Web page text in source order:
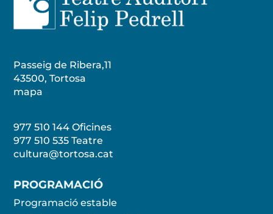
Passeig de Ribera,11
43500, Tortosa
mapa
977 510 144 Oficines
977 510 535 Teatre
cultura@tortosa.cat
PROGRAMACIÓ
Programació estable